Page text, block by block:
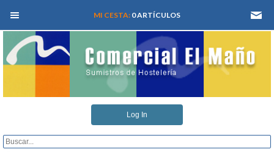
MEN� PRINCIPAL
QUIENES SOMOS
MI CESTA: 0 ARTÍCULOS
Log In